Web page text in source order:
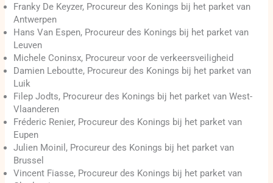
Franky De Keyzer, Procureur des Konings bij het parket van
Antwerpen
Hans Van Espen, Procureur des Konings bij het parket van
Leuven
Michele Coninsx, Procureur voor de verkeersveiligheid
Damien Leboutte, Procureur des Konings bij het parket van
Luik
Filep Jodts, Procureur des Konings bij het parket van West-
Vlaanderen
Fréderic Renier, Procureur des Konings bij het parket van
Eupen
Julien Moinil, Procureur des Konings bij het parket van
Brussel
Vincent Fiasse, Procureur des Konings bij het parket van